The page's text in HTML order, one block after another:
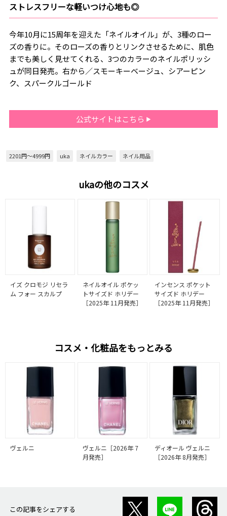
ストレスフリーな軽いつけ心地も◎
今年10月に15周年を迎えた「ネイルオイル」が、3種のロー
ズの香りに。そのローズの香りとリンクさせるために、肌色
までも美しく見せてくれる、3つのカラーのネイルポリッシ
ュが同日発売。右から／スモーキーベージュ、シアーピン
ク、スパークルゴールド
公式サイトはこちら
2201円～4999円 uka ネイルカラー ネイル用品
ukaの他のコスメ
イズ クロモジ リセラ
ム フォー スカルプ
ネイルオイル ポケッ
トサイズド ホリデー
［2025年 11月発売］
インセンス ポケット
サイズド ホリデー
［2025年 11月発売］
コスメ・化粧品をもっとみる
ヴェルニ
ヴェルニ［2026年 7
月発売］
ディオール ヴェルニ
［2026年 8月発売］
この記事をシェアする